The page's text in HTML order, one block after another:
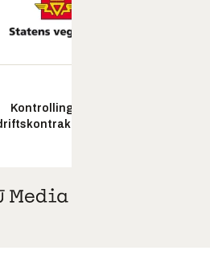
Kontrollingeniør
elektro